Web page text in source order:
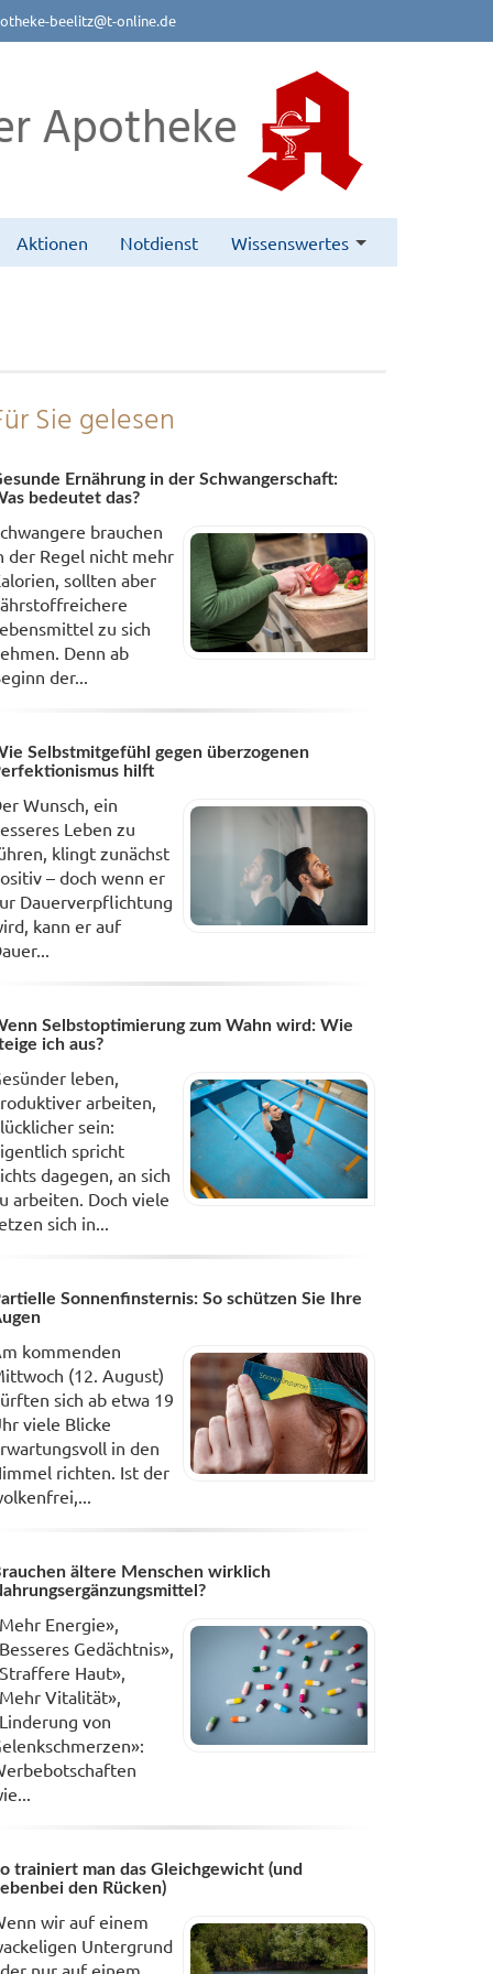
beelitz@t-online.de
Apotheke
Aktionen Notdienst Wissenswertes
Sie gelesen
Ernährung in der Schwangerschaft:
bedeutet das?
brauchen
der Regel nicht mehr
sollten aber
zu sich
Denn ab
der...
Selbstmitgefühl gegen überzogenen
hilft
Wunsch, ein
Leben zu
klingt zunächst
– doch wenn er
Dauerverpflichtung
kann er auf
Selbstoptimierung zum Wahn wird: Wie
ich aus?
leben,
arbeiten,
sein:
spricht
dagegen, an sich
arbeiten. Doch viele
sich in...
Sonnenfinsternis: So schützen Sie Ihre
kommenden
(12. August)
sich ab etwa 19
viele Blicke
in den
richten. Ist der
ältere Menschen wirklich
Energie»,
Gedächtnis»,
Haut»,
Vitalität»,
von
trainiert man das Gleichgewicht (und
den Rücken)
wir auf einem
Untergrund
nur auf einem